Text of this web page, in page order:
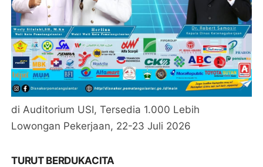
di Auditorium USI, Tersedia 1.000 Lebih
Lowongan Pekerjaan, 22-23 Juli 2026
TURUT BERDUKACITA